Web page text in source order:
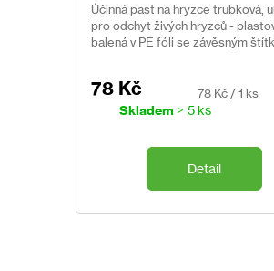
Účinná past na hryzce trubková,
pro odchyt živých hryzců -
balená v PE fóli se závěsným
78 Kč
Měrná
cena:
78 Kč / 1 ks
Skladem > 5 ks
Detail